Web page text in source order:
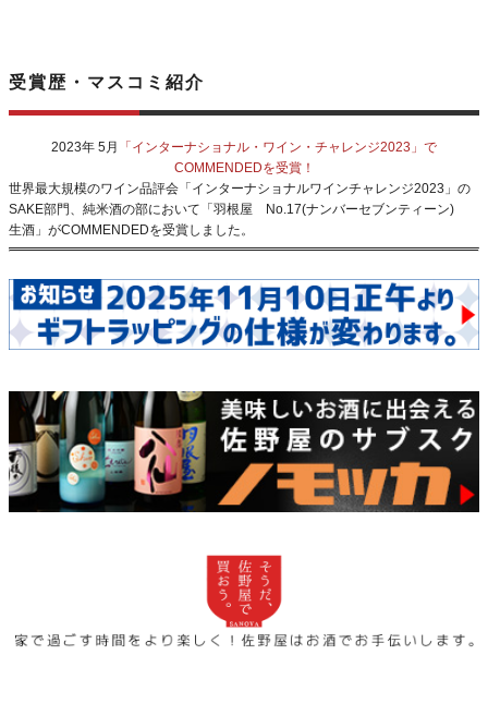
受賞歴・マスコミ紹介
2023年 5月
「インターナショナル・ワイン・チャレンジ2023」で
COMMENDEDを受賞！
世界最大規模のワイン品評会「インターナショナルワインチャレンジ2023」の
SAKE部門、純米酒の部において「羽根屋 No.17(ナンバーセブンティーン)
生酒」がCOMMENDEDを受賞しました。